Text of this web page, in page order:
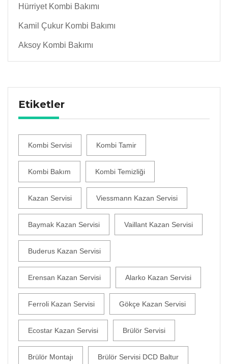
Hürriyet Kombi Bakımı
Kamil Çukur Kombi Bakımı
Aksoy Kombi Bakımı
Etiketler
Kombi Servisi Kombi Tamir
Kombi Bakım Kombi Temizliği
Kazan Servisi Viessmann Kazan Servisi
Baymak Kazan Servisi Vaillant Kazan Servisi
Buderus Kazan Servisi
Erensan Kazan Servisi Alarko Kazan Servisi
Ferroli Kazan Servisi Gökçe Kazan Servisi
Ecostar Kazan Servisi Brülör Servisi
Brülör Montajı Brülör Servisi DCD Baltur